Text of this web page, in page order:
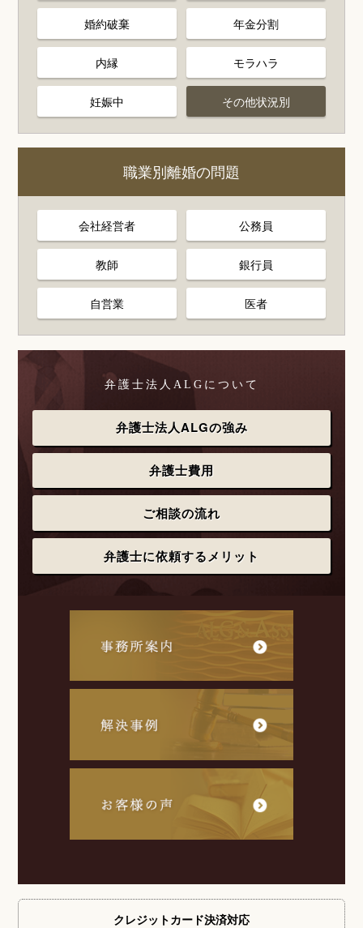
婚約破棄 年金分割
内縁 モラハラ
妊娠中 その他状況別
職業別離婚の問題
会社経営者 公務員
教師 銀行員
自営業 医者
弁護士法人ALGについて
弁護士法人ALGの強み
弁護士費用
ご相談の流れ
弁護士に依頼するメリット
クレジットカード決済対応